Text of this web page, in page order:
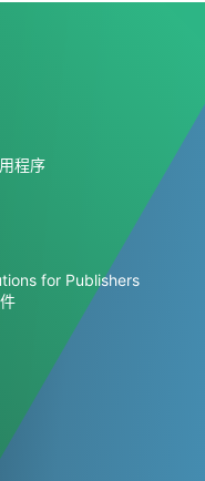
程序
for Publishers